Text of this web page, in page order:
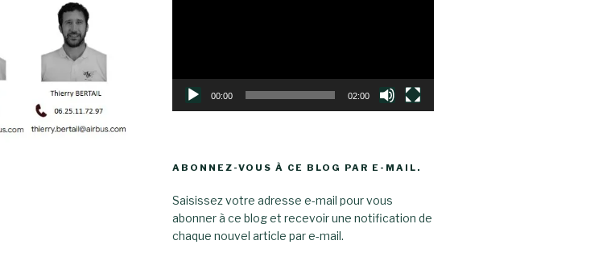
00:00 02:00
ABONNEZ-VOUS À CE BLOG PAR E-MAIL.
Saisissez votre adresse e-mail pour vous
abonner à ce blog et recevoir une notification de
chaque nouvel article par e-mail.